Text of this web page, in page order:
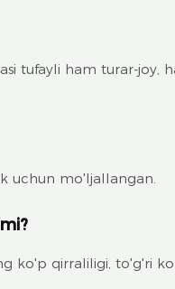
tufayli ham turar-
uchun mo'ljallangan.
ko'p qirraliligi, to'g'ri